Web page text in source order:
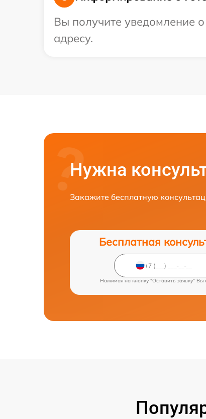
Вы получите уведомление
адресу.
Нужна
Закажите бесплатную
Бесплатная
Нажимая на кнопку "Оставить заявку" Вы